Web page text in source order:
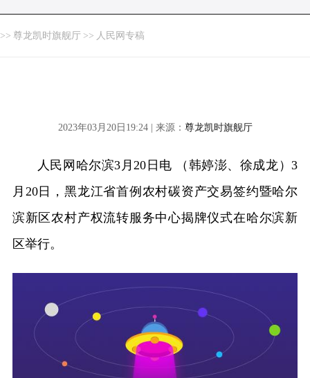
>> 尊龙凯时旗舰厅 >> 人民网专稿
2023年03月20日19:24 | 来源： 尊龙凯时旗舰厅
人民网哈尔滨3月20日电 （韩婷澎、徐成龙）3
月20日，黑龙江省首例农村碳资产交易签约暨哈尔
滨新区农村产权流转服务中心揭牌仪式在哈尔滨新
区举行。